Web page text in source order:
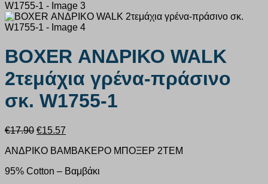
BOXER ΑΝΔΡΙΚΟ WALK
2τεμάχια γρένα-πράσινο
σκ. W1755-1
€17.90 Original
was:
€15.57
τιμή
€15.57.
ΑΝΔΡΙΚΟ ΒΑΜΒΑΚΕΡΟ ΜΠΟΞΕΡ 2ΤΕΜ
95% Cotton – Βαμβάκι